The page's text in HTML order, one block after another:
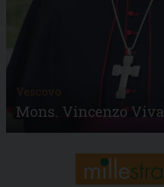
Vescovo
Mons. Vincenzo Viva